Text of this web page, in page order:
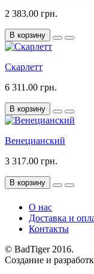
2 383.00 грн.
В корзину
Скарлетт
6 311.00 грн.
В корзину
Венецианский
3 317.00 грн.
В корзину
О нас
Доставка и
Контакты
© BadTiger 2016.
Создание и